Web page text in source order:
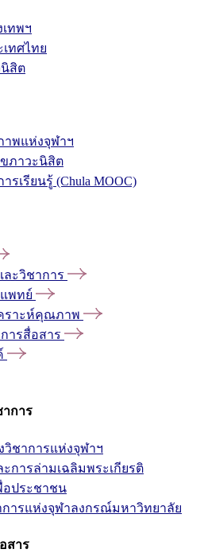
ทพฯ
ทศไทย
นิสิต
พแห่งจุฬาฯ
ภาวะนิสิต
รเรียนรู้ (Chula MOOC)
ะวิชาการ
พทย์
ราะห์คุณภาพ
ารสื่อสาร
การ
ชาการแห่งจุฬาฯ
การล่ามเฉลิมพระเกียรติ
อประชาชน
ารแห่งจุฬาลงกรณ์มหาวิทยาลัย
สาร